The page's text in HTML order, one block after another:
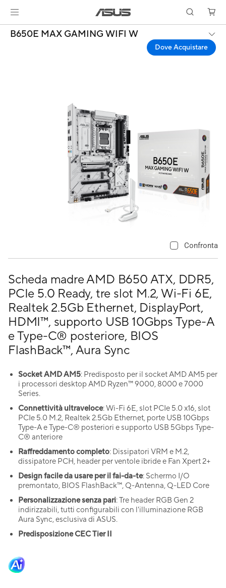
B650E MAX GAMING WIFI W
Dove Acquistare
Scheda madre AMD B650 ATX, DDR5,
PCIe 5.0 Ready, tre slot M.2, Wi-Fi 6E,
Realtek 2.5Gb Ethernet, DisplayPort,
HDMI™, supporto USB 10Gbps Type-A
e Type-C® posteriore, BIOS
FlashBack™, Aura Sync
Socket AMD AM5: Predisposto per il socket AMD AM5 per
i processori desktop AMD Ryzen™ 9000, 8000 e 7000
Series.
Connettività ultraveloce: Wi-Fi 6E, slot PCIe 5.0 x16, slot
PCIe 5.0 M.2, Realtek 2.5Gb Ethernet, porte USB 10Gbps
Type-A e Type-C® posteriori e supporto USB 5Gbps Type-
C® anteriore
Raffreddamento completo: Dissipatori VRM e M.2,
dissipatore PCH, header per ventole ibride e Fan Xpert 2+
Design facile da usare per il fai-da-te: Schermo I/O
premontato, BIOS FlashBack™, Q-Antenna, Q-LED Core
Personalizzazione senza pari: Tre header RGB Gen 2
indirizzabili, tutti configurabili con l'illuminazione RGB
Aura Sync, esclusiva di ASUS.
Predisposizione CEC Tier II
Confronta